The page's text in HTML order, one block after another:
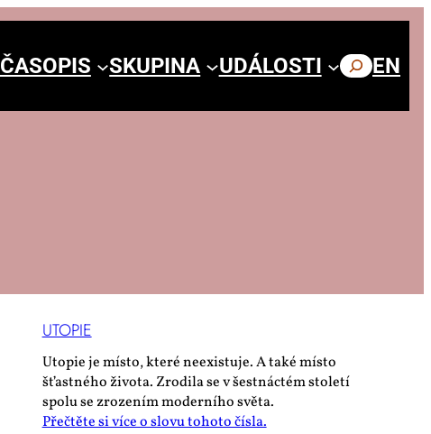
ČASOPIS SKUPINA UDÁLOSTI HLEDAT
EN
UTO­PIE
Utopie je místo, které neexistuje. A také místo
šťastného života. Zrodila se v šestnáctém století
spolu se zrozením moderního světa.
Přečtěte si více o slovu tohoto čísla.